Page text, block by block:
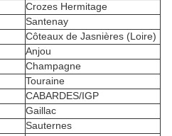
Crozes Hermitage
Santenay
Côteaux de Jasnières (Loire)
Anjou
Champagne
Touraine
CABARDES/IGP
Gaillac
Sauternes